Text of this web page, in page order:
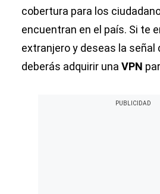
cobertura para los
encuentran en el país. Si te
extranjero y deseas la señal
deberás adquirir una VPN